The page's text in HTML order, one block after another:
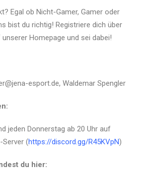
Egal ob Nicht-Gamer, Gamer oder
bist du richtig! Registriere dich über
Homepage und sei dabei!
esport.de, Waldemar Spengler
jeden Donnerstag ab 20 Uhr auf
(https://discord.gg/R45KVpN)
du hier: